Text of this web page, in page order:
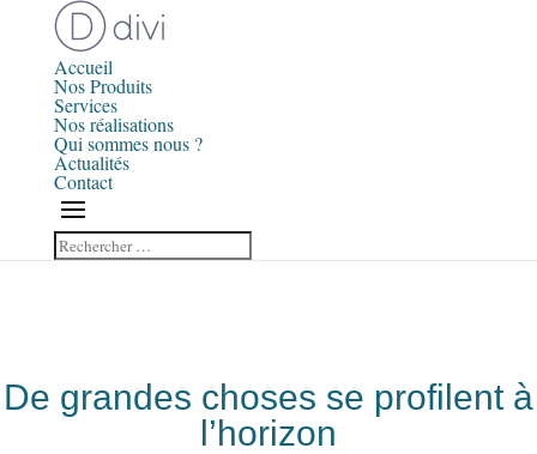
Accueil
Nos Produits
Services
Nos réalisations
Qui sommes nous ?
Actualités
Contact
De grandes choses se profilent à
l’horizon